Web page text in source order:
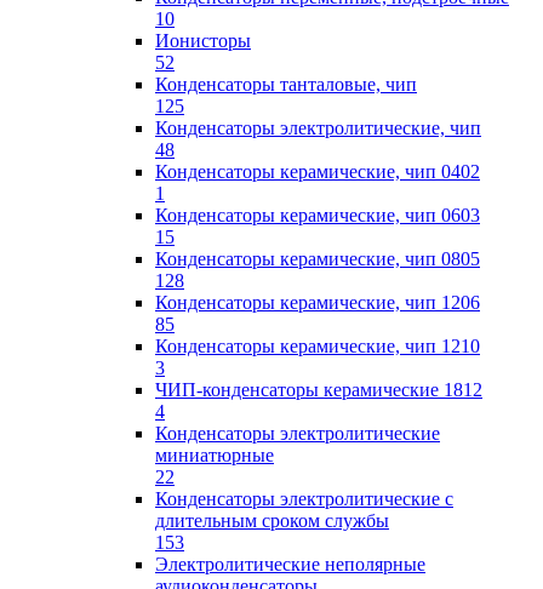
10
Ионисторы
52
Конденсаторы танталовые, чип
125
Конденсаторы электролитические, чип
48
Конденсаторы керамические, чип 0402
1
Конденсаторы керамические, чип 0603
15
Конденсаторы керамические, чип 0805
128
Конденсаторы керамические, чип 1206
85
Конденсаторы керамические, чип 1210
3
ЧИП-конденсаторы керамические 1812
4
Конденсаторы электролитические
миниатюрные
22
Конденсаторы электролитические с
длительным сроком службы
153
Электролитические неполярные